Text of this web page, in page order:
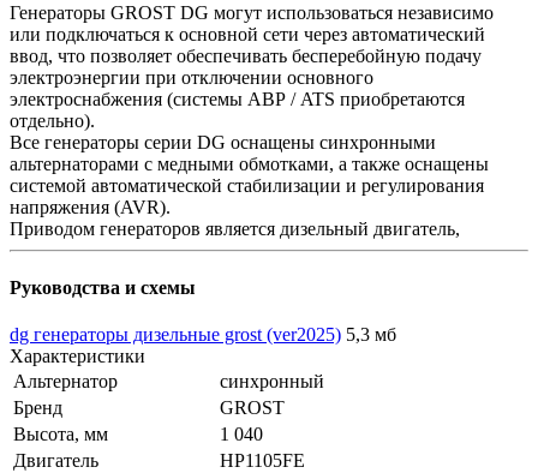
Генераторы GROST DG могут использоваться независимо
или подключаться к основной сети через автоматический
ввод, что позволяет обеспечивать бесперебойную подачу
электроэнергии при отключении основного
электроснабжения (системы АВР / ATS приобретаются
отдельно).
Все генераторы серии DG оснащены синхронными
альтернаторами с медными обмотками, а также оснащены
системой автоматической стабилизации и регулирования
напряжения (AVR).
Приводом генераторов является дизельный двигатель,
Руководства и схемы
dg генераторы дизельные grost (ver2025) 5,3 мб
Характеристики
Альтернатор
синхронный
Бренд
GROST
Высота, мм
1 040
Двигатель
HP1105FE